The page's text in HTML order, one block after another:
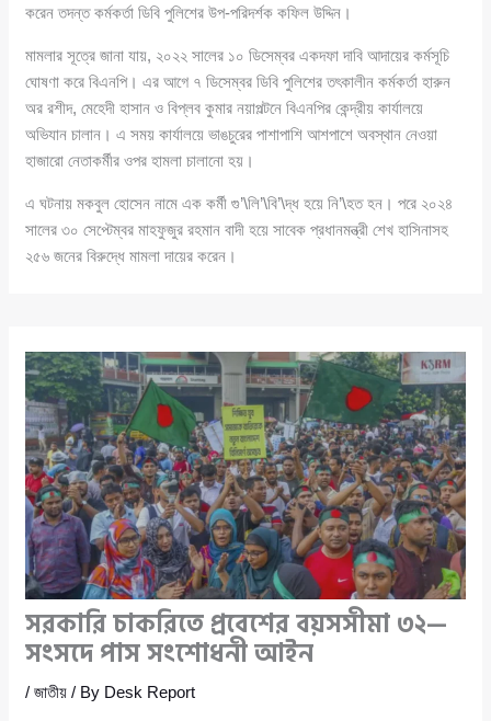
করেন তদন্ত কর্মকর্তা ডিবি পুলিশের উপ-পরিদর্শক কফিল উদ্দিন।
মামলার সূত্রে জানা যায়, ২০২২ সালের ১০ ডিসেম্বর একদফা দাবি আদায়ের কর্মসূচি
ঘোষণা করে বিএনপি। এর আগে ৭ ডিসেম্বর ডিবি পুলিশের তৎকালীন কর্মকর্তা হারুন
অর রশীদ, মেহেদী হাসান ও বিপ্লব কুমার নয়াপল্টনে বিএনপির কেন্দ্রীয় কার্যালয়ে
অভিযান চালান। এ সময় কার্যালয়ে ভাঙচুরের পাশাপাশি আশপাশে অবস্থান নেওয়া
হাজারো নেতাকর্মীর ওপর হামলা চালানো হয়।
এ ঘটনায় মকবুল হোসেন নামে এক কর্মী গু’\লি’\বি’\দ্ধ হয়ে নি’\হত হন। পরে ২০২৪
সালের ৩০ সেপ্টেম্বর মাহফুজুর রহমান বাদী হয়ে সাবেক প্রধানমন্ত্রী শেখ হাসিনাসহ
২৫৬ জনের বিরুদ্ধে মামলা দায়ের করেন।
সরকারি চাকরিতে প্রবেশের বয়সসীমা ৩২—
সংসদে পাস সংশোধনী আইন
/জাতীয় / By Desk Report